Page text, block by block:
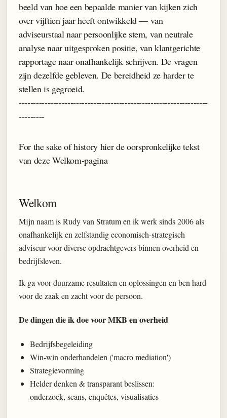
beeld van hoe een bepaalde manier van kijken zich
over vijftien jaar heeft ontwikkeld — van
adviseurstaal naar persoonlijke stem, van neutrale
analyse naar uitgesproken positie, van klantgerichte
rapportage naar onafhankelijk schrijven. De vragen
zijn dezelfde gebleven. De bereidheid ze harder te
stellen is gegroeid.
------------------------------------------------------------------
---------
For the sake of history hier de oorspronkelijke tekst
van deze Welkom-pagina
Welkom
Mijn naam is Rudy van Stratum en ik werk sinds 2006 als
onafhankelijk en zelfstandig economisch-strategisch
adviseur voor diverse opdrachtgevers binnen overheid en
bedrijfsleven.
Ik ga voor duurzame resultaten en oplossingen en ben hard
voor de zaak en zacht voor de persoon.
De dingen die ik doe voor MKB en overheid
Bedrijfsbegeleiding
Win-win onderhandelen ('macro mediation')
Strategievorming
Helder denken & transparant beslissen:
onderzoek, scans, enquêtes, visualisaties